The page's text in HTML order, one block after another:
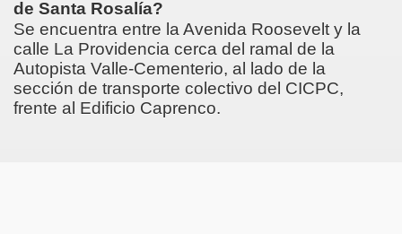
de Santa Rosalía?
Se encuentra entre la Avenida Roosevelt y la
calle La Providencia cerca del ramal de la
Autopista Valle-Cementerio, al lado de la
sección de transporte colectivo del CICPC,
frente al Edificio Caprenco.